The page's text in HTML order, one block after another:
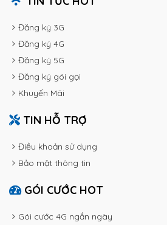
Đăng ký 3G
Đăng ký 4G
Đăng ký 5G
Đăng ký gói gọi
Khuyến Mãi
TIN HỖ TRỢ
Điều khoản sử dụng
Bảo mật thông tin
GÓI CƯỚC HOT
Gói cước 4G ngắn ngày